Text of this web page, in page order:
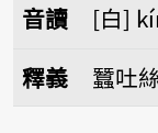
音讀
白
釋義 蠶吐